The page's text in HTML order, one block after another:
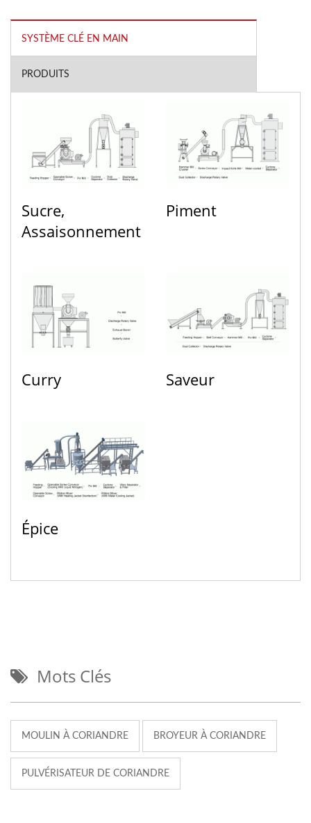
SYSTÈME CLÉ EN MAIN
PRODUITS
Sucre,
Assaisonnement
Piment
Curry Saveur
Épice
Mots Clés
MOULIN À CORIANDRE BROYEUR À CORIANDRE
PULVÉRISATEUR DE CORIANDRE